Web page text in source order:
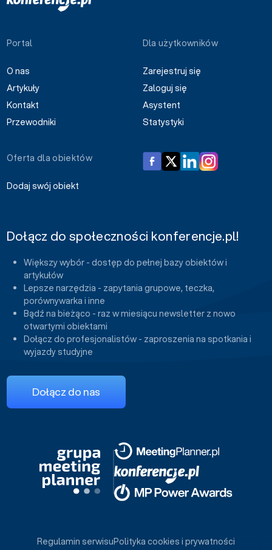
Portal
O nas
Artykuły
Kontakt
Przewodniki
Dla użytkowników
Zarejestruj się
Zaloguj się
Asystent
Statystyki
Oferta dla obiektów
Dodaj swój obiekt
Dołącz do społeczności konferencje.pl!
Większy wybór - dostęp do pełnej bazy obiektów i
artykułów
Lepsze narzędzia - zapytania grupowe, teczka,
porównywarka i inne
Bądź na bieżąco - raz w miesiącu newsletter z nowo
otwartymi obiektami
Dołącz do profesjonalistów - zaproszenia na spotkania i
wyjazdy studyjne
Dołącz do nas
Regulamin serwisuPolityka cookies i prywatności